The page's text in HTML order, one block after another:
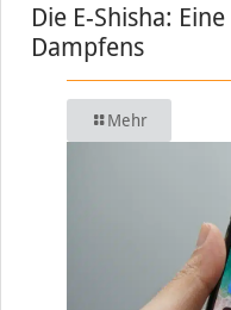
Die E-Shisha:
Dampfens
Mehr